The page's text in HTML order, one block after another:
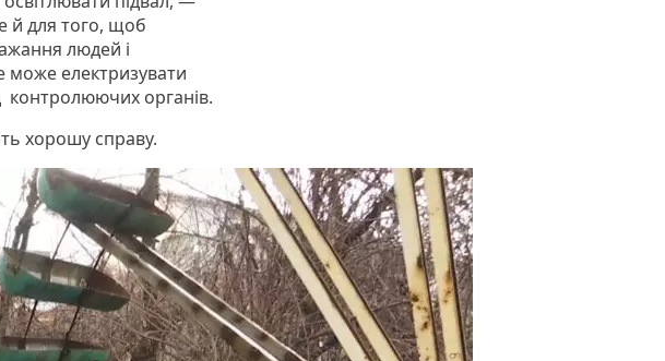
й для того, щоб
людей і
може електризувати
контролюючих органів.
хорошу справу.